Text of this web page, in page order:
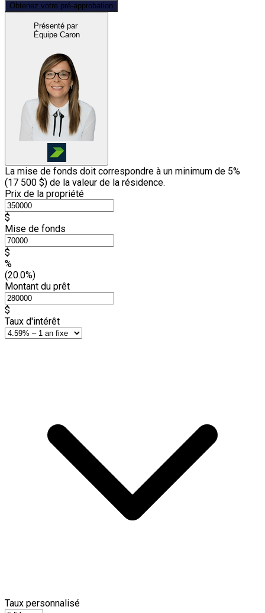
Obtenez votre pré-approbation
Présenté par
Équipe Caron
La mise de fonds doit correspondre à un minimum de 5%
(17 500 $) de la valeur de la résidence.
Prix de la propriété
$
Mise de fonds
$
%
(20.0%)
Montant du prêt
$
Taux d'intérêt
Taux personnalisé